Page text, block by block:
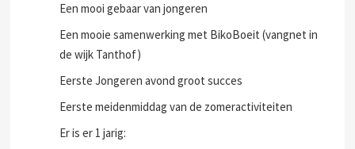
Een mooi gebaar van jongeren
Een mooie samenwerking met BikoBoeit (vangnet in
de wijk Tanthof)
Eerste Jongeren avond groot succes
Eerste meidenmiddag van de zomeractiviteiten
Er is er 1 jarig: